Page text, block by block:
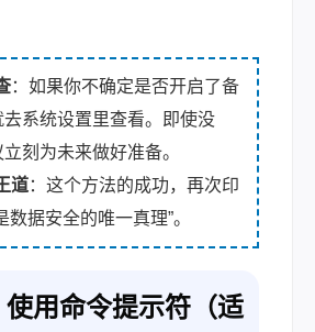
：如果你不确定是否开启了备
系统设置里查看。即使没
刻为未来做好准备。
道：这个方法的成功，再次印
数据安全的唯一真理”。
用命令提示符（适